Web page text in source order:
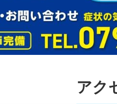
アク